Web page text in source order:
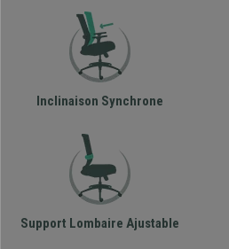
Inclinaison Synchrone
Support Lombaire Ajustable